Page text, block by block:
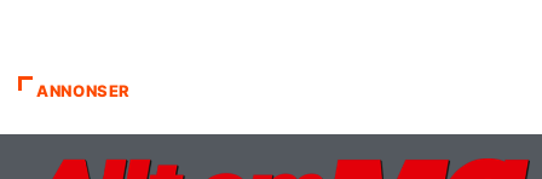
ANNONSER